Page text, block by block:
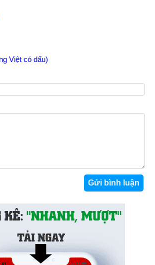
Việt có dấu)